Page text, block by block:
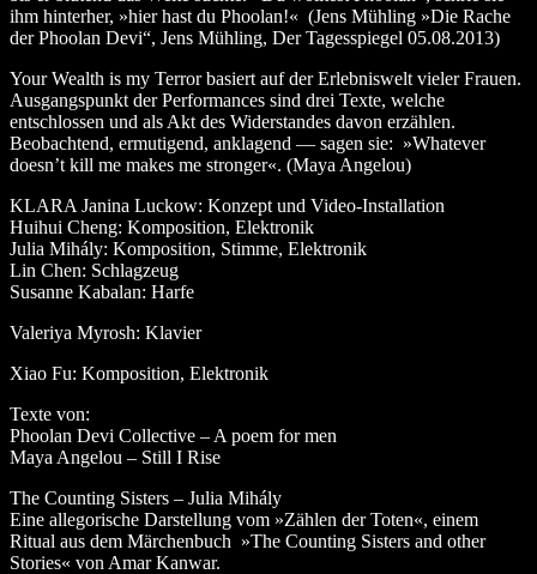
ihm hinterher, »hier hast du Phoolan!« (Jens Mühling »Die Rache
der Phoolan Devi“, Jens Mühling, Der Tagesspiegel 05.08.2013)
Your Wealth is my Terror basiert auf der Erlebniswelt vieler Frauen.
Ausgangspunkt der Performances sind drei Texte, welche
entschlossen und als Akt des Widerstandes davon erzählen.
Beobachtend, ermutigend, anklagend — sagen sie: »Whatever
doesn’t kill me makes me stronger«. (Maya Angelou)
KLARA Janina Luckow: Konzept und Video-Installation
Huihui Cheng: Komposition, Elektronik
Julia Mihály: Komposition, Stimme, Elektronik
Lin Chen: Schlagzeug
Susanne Kabalan: Harfe
Valeriya Myrosh: Klavier
Xiao Fu: Komposition, Elektronik
Texte von:
Phoolan Devi Collective – A poem for men
Maya Angelou – Still I Rise
The Counting Sisters – Julia Mihály
Eine allegorische Darstellung vom »Zählen der Toten«, einem
Ritual aus dem Märchenbuch »The Counting Sisters and other
Stories« von Amar Kanwar.